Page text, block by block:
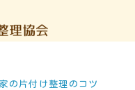
の片付け整理のコツ